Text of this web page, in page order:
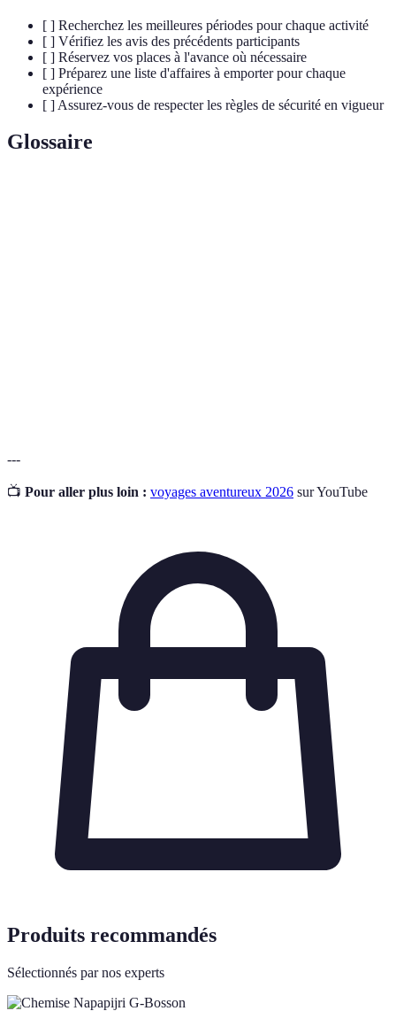
[ ] Recherchez les meilleures périodes pour chaque activité
[ ] Vérifiez les avis des précédents participants
[ ] Réservez vos places à l'avance où nécessaire
[ ] Préparez une liste d'affaires à emporter pour chaque
expérience
[ ] Assurez-vous de respecter les règles de sécurité en vigueur
Glossaire
---
📺 Pour aller plus loin : voyages aventureux 2026 sur YouTube
Produits recommandés
Sélectionnés par nos experts